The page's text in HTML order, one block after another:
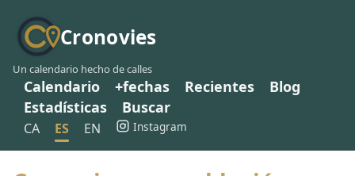
Cronovies
Un calendario hecho de calles
Calendario +fechas Recientes
Blog
Estadísticas
Buscar
CA ES EN Instagram